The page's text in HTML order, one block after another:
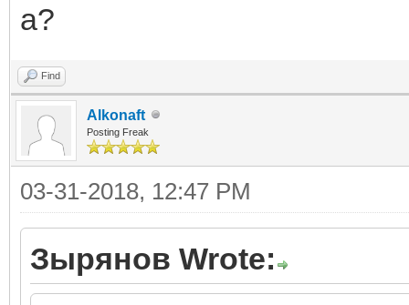
а?
Find
Alkonaft
Posting Freak
03-31-2018, 12:47 PM
Зырянов Wrote: